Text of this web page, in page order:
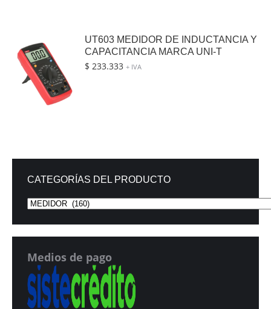
UT603 MEDIDOR DE INDUCTANCIA Y
CAPACITANCIA MARCA UNI-T
$ 233.333 + IVA
CATEGORÍAS DEL PRODUCTO
Medios de pago